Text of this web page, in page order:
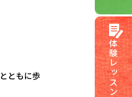
とともに歩
体験レッスン